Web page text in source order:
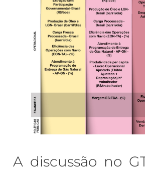
A discussão no